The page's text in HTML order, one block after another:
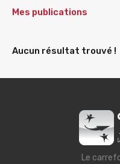
Mes publications
Aucun résultat trouvé !
Le